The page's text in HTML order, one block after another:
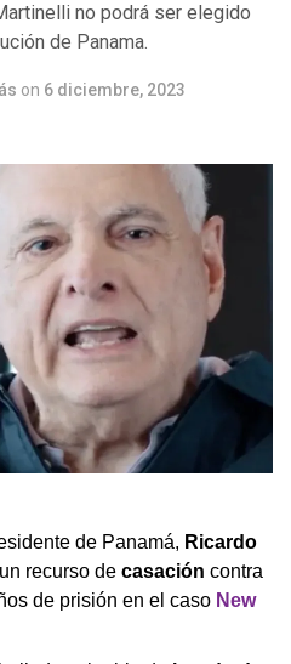
no podrá ser elegido
de Panama.
on 6 diciembre, 2023
de Panamá, Ricardo
recurso de casación contra
de prisión en el caso New